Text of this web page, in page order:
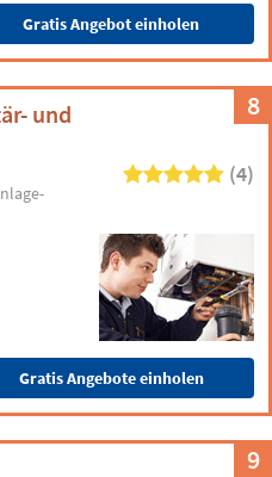
Gratis Angebot einholen
8
und
(4)
Gratis Angebote einholen
9